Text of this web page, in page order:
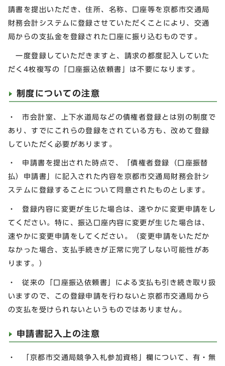
請書を提出いただき、住所、名称、口座等を京都市交通局
財務会計システムに登録させていただくことにより、交通
局からの支払金を登録された口座に振り込むものです。
一度登録していただきますと、請求の都度記入していた
だく4枚複写の「口座振込依頼書」は不要になります。
制度についての注意
・ 市会計室、上下水道局などの債権者登録とは別の制度で
あり、すでにこれらの登録をされている方も、改めて登録
していただく必要があります。
・ 申請書を提出された時点で、「債権者登録（口座振替
払）申請書」に記入された内容を京都市交通局財務会計シ
ステムに登録することについて同意されたものとします。
・ 登録内容に変更が生じた場合は、速やかに変更申請をし
てください。特に、振込口座内容に変更が生じた場合は、
速やかに変更申請をしてください。（変更申請をいただか
なかった場合、支払手続きが正常に完了しない可能性があ
ります。）
・ 従来の「口座振込依頼書」による支払も引き続き取り扱
いますので、この登録申請を行わないと京都市交通局から
の支払を受けられないというものではありません。
申請書記入上の注意
・ 「京都市交通局競争入札参加資格」欄について、有・無